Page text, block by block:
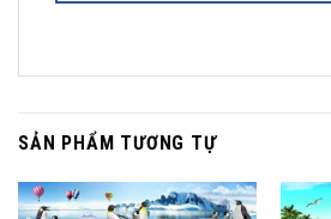
SẢN PHẨM TƯƠNG TỰ